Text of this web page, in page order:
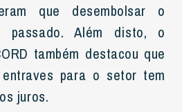
que desembolsar o
passado. Além disto, o
também destacou que
para o setor tem
juros.